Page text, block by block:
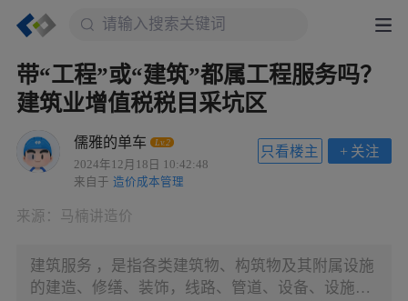
带“工程”或“建筑”都属工程服务吗？
建筑业增值税税目采坑区
儒雅的单车 Lv.2
2024年12月18日 10:42:48
来自于 造价成本管理
+ 关注
只看楼主
来源： 马楠讲造价
建筑服务 ，是指各类建筑物、构筑物及其附属设施
的建造、修缮、装饰，线路、管道、设备、设施等